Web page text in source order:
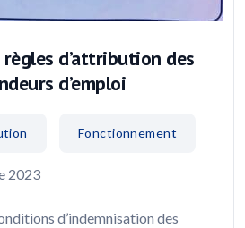
d’attribution des
d’emploi
Fonctionnement
2023
d’indemnisation des